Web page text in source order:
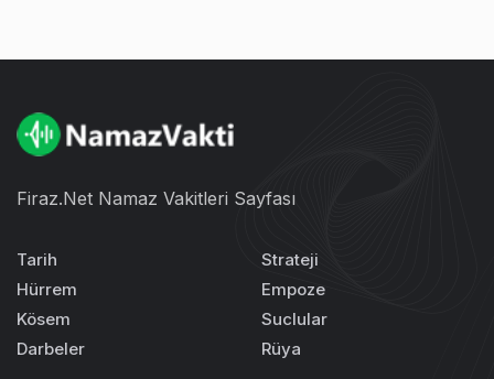
Firaz.Net Namaz Vakitleri Sayfası
Tarih
Hürrem
Kösem
Darbeler
Strateji
Empoze
Suclular
Rüya